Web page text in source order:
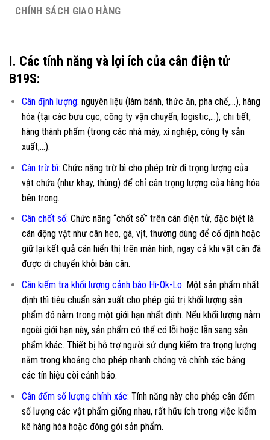
CHÍNH SÁCH GIAO HÀNG
I. Các tính năng và lợi ích của cân điện tử
B19S:
Cân định lượng: nguyên liệu (làm bánh, thức ăn, pha chế,…), hàng
hóa (tại các bưu cục, công ty vận chuyển, logistic,…), chi tiết,
hàng thành phẩm (trong các nhà máy, xí nghiệp, công ty sản
xuất,…).
Cân trừ bì: Chức năng trừ bì cho phép trừ đi trọng lượng của
vật chứa (như khay, thùng) để chỉ cân trọng lượng của hàng hóa
bên trong.
Cân chốt số: Chức năng “chốt số” trên cân điện tử, đặc biệt là
cân động vật như cân heo, gà, vịt, thường dùng để cố định hoặc
giữ lại kết quả cân hiển thị trên màn hình, ngay cả khi vật cân đã
được di chuyển khỏi bàn cân.
Cân kiểm tra khối lượng cảnh báo Hi-Ok-Lo: Một sản phẩm nhất
định thì tiêu chuẩn sản xuất cho phép giá trị khối lượng sản
phẩm đó nằm trong một giới hạn nhất định. Nếu khối lượng nằm
ngoài giới hạn này, sản phẩm có thể có lỗi hoặc lẫn sang sản
phẩm khác. Thiết bị hỗ trợ người sử dụng kiểm tra trọng lượng
nằm trong khoảng cho phép nhanh chóng và chính xác bằng
các tín hiệu còi cảnh báo.
Cân đếm số lượng chính xác: Tính năng này cho phép cân đếm
số lượng các vật phẩm giống nhau, rất hữu ích trong việc kiểm
kê hàng hóa hoặc đóng gói sản phẩm.